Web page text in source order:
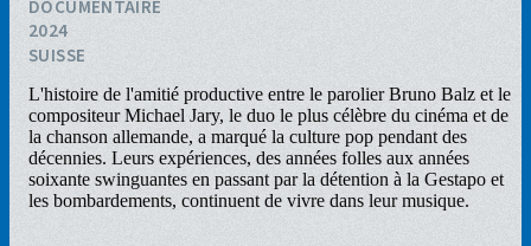
DOCUMENTAIRE
2024
SUISSE
L'histoire de l'amitié productive entre le parolier Bruno Balz et le
compositeur Michael Jary, le duo le plus célèbre du cinéma et de
la chanson allemande, a marqué la culture pop pendant des
décennies. Leurs expériences, des années folles aux années
soixante swinguantes en passant par la détention à la Gestapo et
les bombardements, continuent de vivre dans leur musique.